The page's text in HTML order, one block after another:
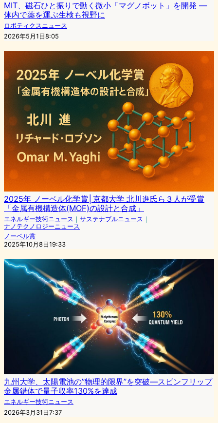
MIT、磁石ひと振りで動く微小「マグノボット」を開発 —
体内で薬を運ぶ生検も視野に
ロボティクスニュース
2026年5月1日8:05
2025年 ノーベル化学賞│京都大学 北川進氏ら３人が受賞
「金属有機構造体(MOF)の設計と合成」
エネルギー技術ニュース ｜ サステナブルニュース ｜
ナノテクノロジーニュース
ノーベル賞
2025年10月8日19:33
九州大学、太陽電池の”物理的限界”を突破—スピンフリップ
金属錯体で量子収率130%を達成
エネルギー技術ニュース
2026年3月31日7:37